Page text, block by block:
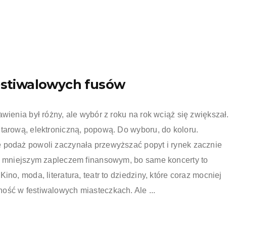
fusów
był różny, ale wybór z roku na rok wciąż się zwiększał.
elektroniczną, popową. Do wyboru, do koloru.
podaż powoli zaczynała przewyższać popyt i rynek zacznie
zapleczem finansowym, bo same koncerty to
Kino, moda, literatura, teatr to dziedziny, które coraz mocniej
w festiwalowych miasteczkach. Ale ...